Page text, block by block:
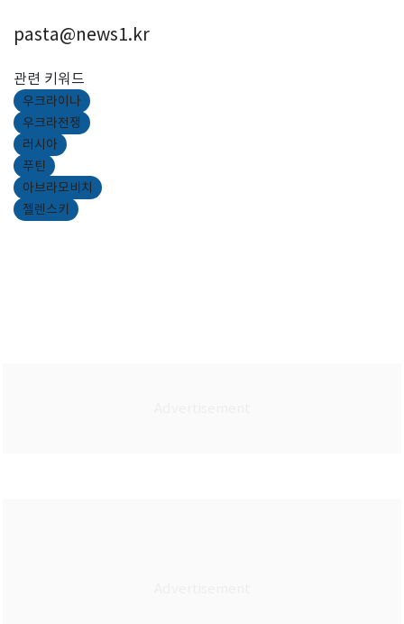
pasta@news1.kr
관련 키워드
우크라이나
우크라전쟁
러시아
푸틴
아브라모비치
젤렌스키